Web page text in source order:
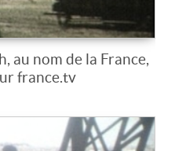
au nom de la France,
france.tv